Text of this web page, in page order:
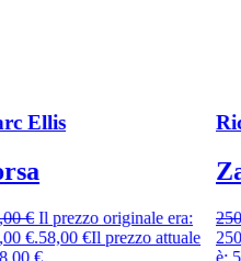
Richmond
Zaino
250,00€ Il prezzo originale era:
250,00 €.59,99€Il prezzo attuale
è: 59,99 €.